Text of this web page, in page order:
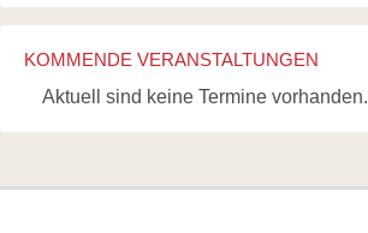
KOMMENDE VERANSTALTUNGEN
Aktuell sind keine Termine vorhanden.